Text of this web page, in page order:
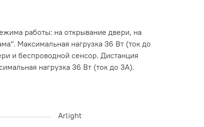
работы: на открывание двери, на
Максимальная нагрузка 36 Вт (ток до
и беспроводной сенсор. Дистанция
нагрузка 36 Вт (ток до 3А).
Arlight